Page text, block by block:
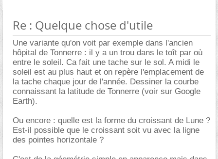
Re : Quelque chose d'utile
Une variante qu'on voit par exemple dans l'ancien
hôpital de Tonnerre : il y a un trou dans le toît par où
entre le soleil. Ca fait une tache sur le sol. A midi le
soleil est au plus haut et on repère l'emplacement de
la tache chaque jour de l'année. Dessiner la courbe
connaissant la latitude de Tonnerre (voir sur Google
Earth).
Ou encore : quelle est la forme du croissant de Lune ?
Est-il possible que le croissant soit vu avec la ligne
des pointes horizontale ?